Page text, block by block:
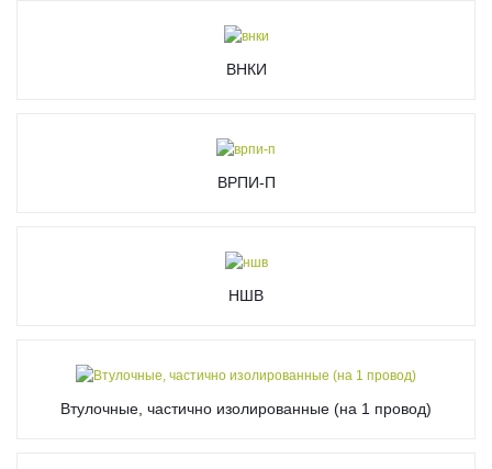
ВНКИ
ВРПИ-П
НШВ
Втулочные, частично изолированные (на 1 провод)